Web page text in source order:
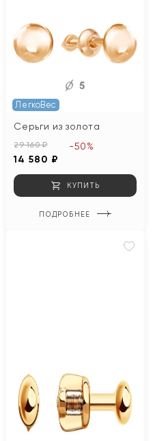
ЛегкоВес
Серьги из золота
29 160 ₽
14 580 ₽
-50%
КУПИТЬ
ПОДРОБНЕЕ